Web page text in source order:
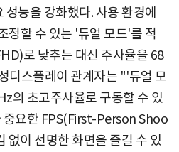
능을 강화했다. 사용 환경에
정할 수 있는 '듀얼 모드'를 적
로 낮추는 대신 주사율을 68
디스플레이 관계자는 "'듀얼 모
의 초고주사율로 구동할 수 있
중요한 FPS(First-Person Shoo
없이 선명한 화면을 즐길 수 있